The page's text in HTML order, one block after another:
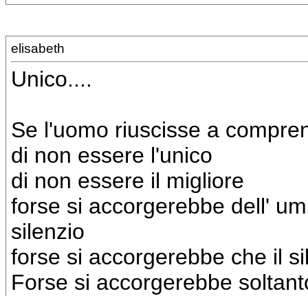
elisabeth
Unico....
Se l'uomo riuscisse a
di non essere l'unico
di non essere il migliore
forse si accorgerebbe dell'
silenzio
forse si accorgerebbe che il
Forse si accorgerebbe